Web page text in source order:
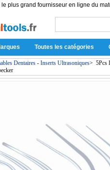
le plus grand fournisseur en ligne du
Toutes les catégories
Dentaires - Inserts Ultrasoniques> 5Pcs